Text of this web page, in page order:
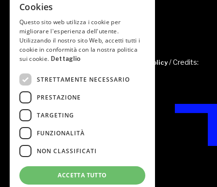
/ Contatti
/ Area riservata
© 2022 Studio Passazi / Privacy Cookies e Policy/ Credits:
Fkdesign
Studio Passazi
Piazza della Serenissima n. 60
31033 Castelfranco Veneto (TV) – Italy
E-mail: info@studiopassazi.it
C.F. P.IVA 03754270266
Cookies
Questo sito web utilizza i cookie per
migliorare l'esperienza dell'utente.
Utilizzando il nostro sito Web, accetti tutti i
cookie in conformità con la nostra politica
sui cookie. Dettaglio
STRETTAMENTE NECESSARIO
PRESTAZIONE
TARGETING
FUNZIONALITÀ
NON CLASSIFICATI
ACCETTA TUTTO